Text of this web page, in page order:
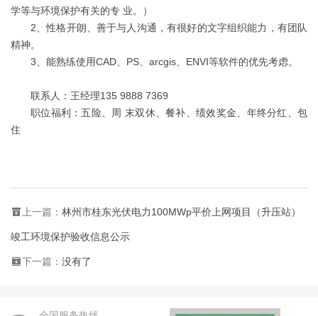
学等与环境保护有关的专 业。）
2、性格开朗、善于与人沟通，有很好的文字组织能力，有团队
精神。
3、能熟练使用CAD、PS、arcgis、ENVI等软件的优先考虑。
联系人：王经理135 9888 7369
职位福利：五险、周 末双休、餐补、绩效奖金、年终分红、包
住
上一篇： 林州市桂东光伏电力100MWp平价上网项目（升压站）
竣工环境保护验收信息公示
下一篇： 没有了